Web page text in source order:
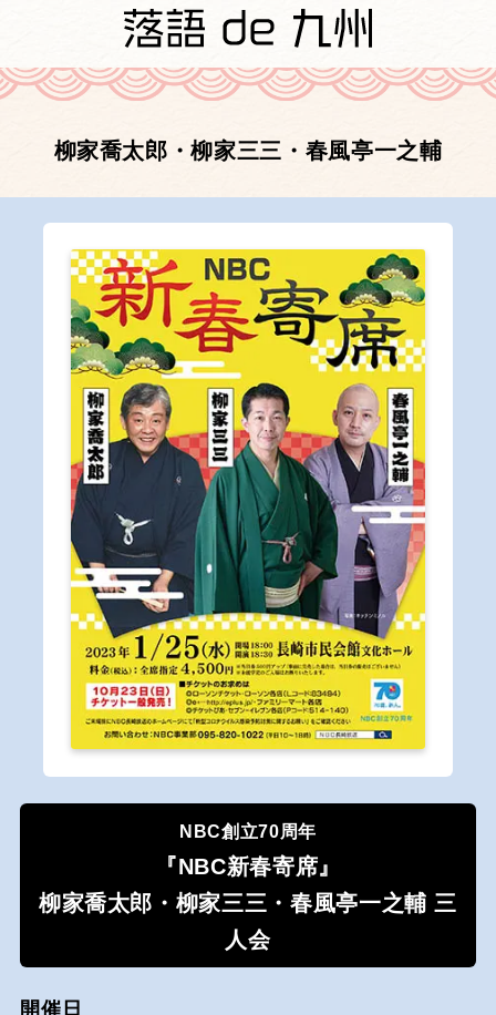
柳家喬太郎・柳家三三・春風亭一之輔
NBC創立70周年
『NBC新春寄席』
柳家喬太郎・柳家三三・春風亭一之輔 三
人会
開催日